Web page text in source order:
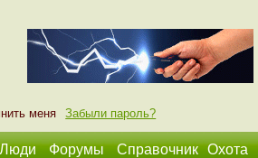
меня Забыли пароль?
Люди Форумы Справочник Охота